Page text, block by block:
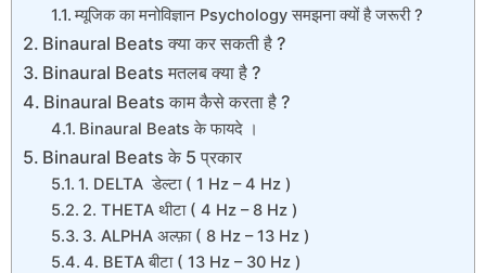
म्यूजिक का मनोविज्ञान Psychology समझना क्यों है जरूरी ?
Binaural Beats क्या कर सकती है ?
Binaural Beats मतलब क्या है ?
Binaural Beats काम कैसे करता है ?
Binaural Beats के फायदे ।
Binaural Beats के 5 प्रकार
1. DELTA डेल्टा ( 1 Hz – 4 Hz )
2. THETA थीटा ( 4 Hz – 8 Hz )
3. ALPHA अल्फ़ा ( 8 Hz – 13 Hz )
4. BETA बीटा ( 13 Hz – 30 Hz )